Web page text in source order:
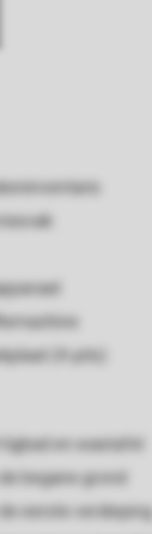
(4-pits)
en wastafel
begane grond
eerste verdieping